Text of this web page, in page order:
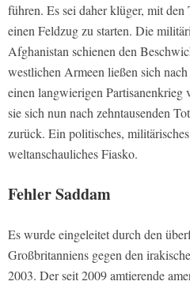
führen. Es sei daher klüger, mit den
einen Feldzug zu starten. Die
Afghanistan schienen den
westlichen Armeen ließen sich
einen langwierigen Partisanenkrieg
sie sich nun nach zehntausenden
zurück. Ein politisches,
weltanschauliches Fiasko.
Fehler Saddam
Es wurde eingeleitet durch den
Großbritanniens gegen den
2003. Der seit 2009 amtierende